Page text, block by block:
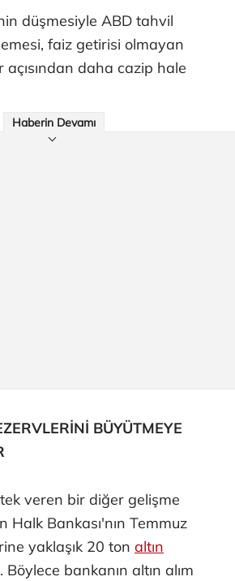
düşmesiyle ABD tahvil
faiz getirisi olmayan
açısından daha cazip hale
Haberin Devamı
BÜYÜTMEYE
veren bir diğer gelişme
Halk Bankası'nın Temmuz
yaklaşık 20 ton altın
bankanın altın alım